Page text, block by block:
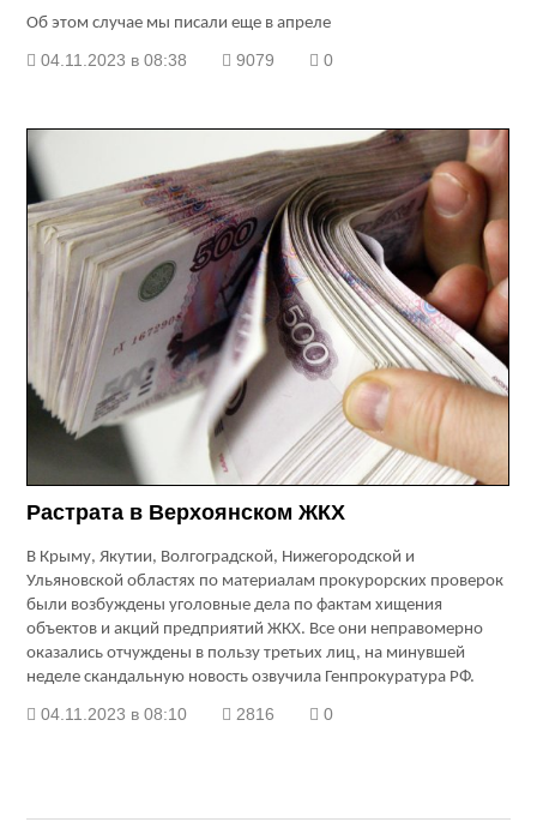
Об этом случае мы писали еще в апреле
04.11.2023 в 08:38 9079 0
Растрата в Верхоянском ЖКХ
В Крыму, Якутии, Волгоградской, Нижегородской и
Ульяновской областях по материалам прокурорских проверок
были возбуждены уголовные дела по фактам хищения
объектов и акций предприятий ЖКХ. Все они неправомерно
оказались отчуждены в пользу третьих лиц, на минувшей
неделе скандальную новость озвучила Генпрокуратура РФ.
04.11.2023 в 08:10 2816 0